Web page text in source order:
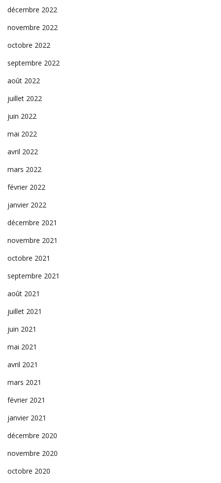
décembre 2022
novembre 2022
octobre 2022
septembre 2022
août 2022
juillet 2022
juin 2022
mai 2022
avril 2022
mars 2022
février 2022
janvier 2022
décembre 2021
novembre 2021
octobre 2021
septembre 2021
août 2021
juillet 2021
juin 2021
mai 2021
avril 2021
mars 2021
février 2021
janvier 2021
décembre 2020
novembre 2020
octobre 2020